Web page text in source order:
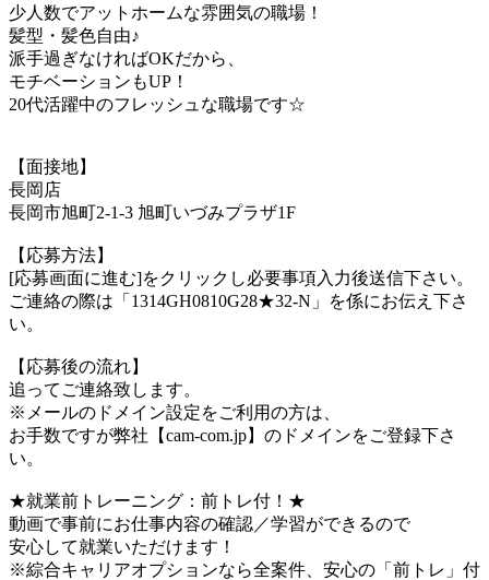
少人数でアットホームな雰囲気の職場！
髪型・髪色自由♪
派手過ぎなければOKだから、
モチベーションもUP！
20代活躍中のフレッシュな職場です☆
【面接地】
長岡店
長岡市旭町2-1-3 旭町いづみプラザ1F
【応募方法】
[応募画面に進む]をクリックし必要事項入力後送信下さい。
ご連絡の際は「1314GH0810G28★32-N」を係にお伝え下さ
い。
【応募後の流れ】
追ってご連絡致します。
※メールのドメイン設定をご利用の方は、
お手数ですが弊社【cam-com.jp】のドメインをご登録下さ
い。
★就業前トレーニング：前トレ付！★
動画で事前にお仕事内容の確認／学習ができるので
安心して就業いただけます！
※綜合キャリアオプションなら全案件、安心の「前トレ」付